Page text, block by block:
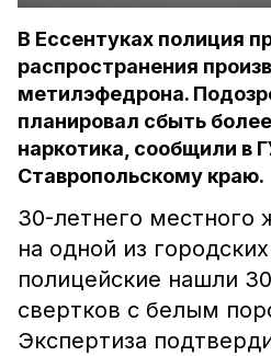
В Ессентуках полиция
распространения
метилэфедрона.
планировал сбыть
наркотика, сообщили в
Ставропольскому краю.
30-летнего местного
на одной из
полицейские нашли
свертков с белым
Экспертиза